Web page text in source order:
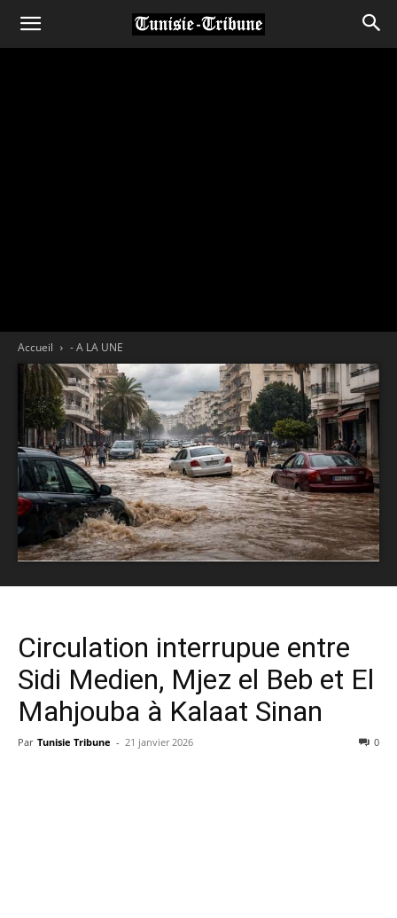
Accueil - A LA UNE
Circulation interrupue entre
Sidi Medien, Mjez el Beb et El
Mahjouba à Kalaat Sinan
Par Tunisie Tribune - 21 janvier 2026 0